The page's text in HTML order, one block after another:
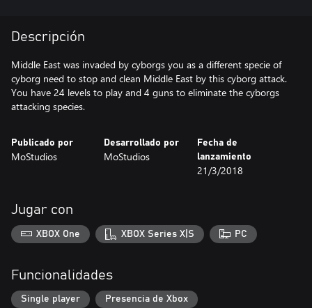
Descripción
Middle East was invaded by cyborgs you as a different specie of
cyborg need to stop and clean Middle East by this cyborg attack.
You have 24 levels to play and 4 guns to eliminate the cyborgs
attacking species.
Publicado por
MoStudios
Desarrollado por
MoStudios
Fecha de
lanzamiento
21/3/2018
Jugar con
XBOX One XBOX Series X|S PC
Funcionalidades
Single player Presencia de Xbox